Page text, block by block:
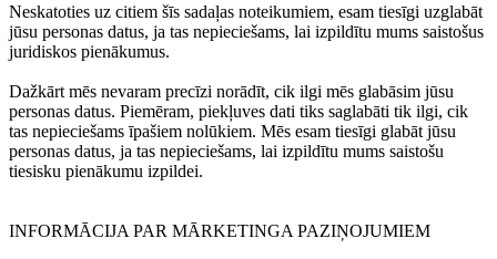
Neskatoties uz citiem šīs sadaļas noteikumiem, esam tiesīgi uzglabāt
jūsu personas datus, ja tas nepieciešams, lai izpildītu mums saistošus
juridiskos pienākumus.
Dažkārt mēs nevaram precīzi norādīt, cik ilgi mēs glabāsim jūsu
personas datus. Piemēram, piekļuves dati tiks saglabāti tik ilgi, cik
tas nepieciešams īpašiem nolūkiem. Mēs esam tiesīgi glabāt jūsu
personas datus, ja tas nepieciešams, lai izpildītu mums saistošu
tiesisku pienākumu izpildei.
INFORMĀCIJA PAR MĀRKETINGA PAZIŅOJUMIEM